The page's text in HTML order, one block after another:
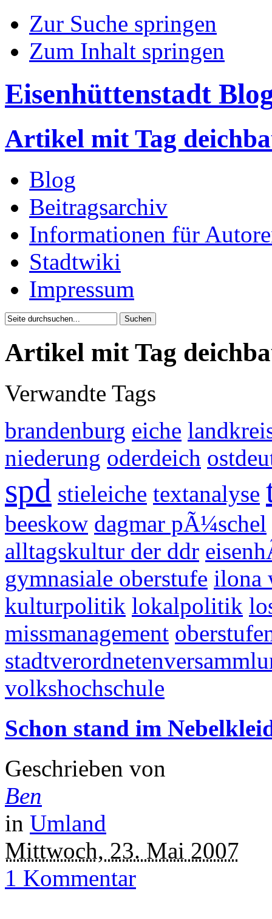
Zur Suche springen
Zum Inhalt springen
Eisenhüttenstadt
Artikel mit Tag
Blog
Beitragsarchiv
Informationen für
Stadtwiki
Impressum
Artikel mit Tag
Verwandte Tags
brandenburg eiche
niederung oderdeich
spd stieleiche textanalyse
beeskow dagmar pÃ¼schel
alltagskultur der ddr
gymnasiale oberstufe ilona
kulturpolitik lokalpolitik
missmanagement
volkshochschule
Schon stand im
Geschrieben von
Ben
in Umland
Mittwoch, 23. Mai 2007
1 Kommentar